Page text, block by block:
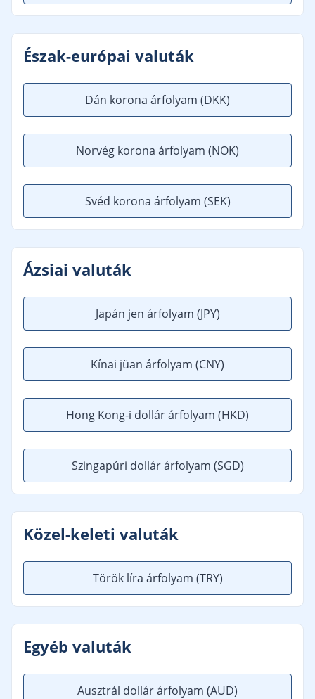
Észak-európai valuták
Dán korona árfolyam (DKK)
Norvég korona árfolyam (NOK)
Svéd korona árfolyam (SEK)
Ázsiai valuták
Japán jen árfolyam (JPY)
Kínai jüan árfolyam (CNY)
Hong Kong-i dollár árfolyam (HKD)
Szingapúri dollár árfolyam (SGD)
Közel-keleti valuták
Török líra árfolyam (TRY)
Egyéb valuták
Ausztrál dollár árfolyam (AUD)